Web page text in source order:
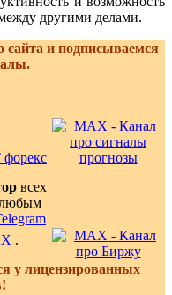
другими делами.
сайта и подписываемся
всех
любым
.
у лицензированных